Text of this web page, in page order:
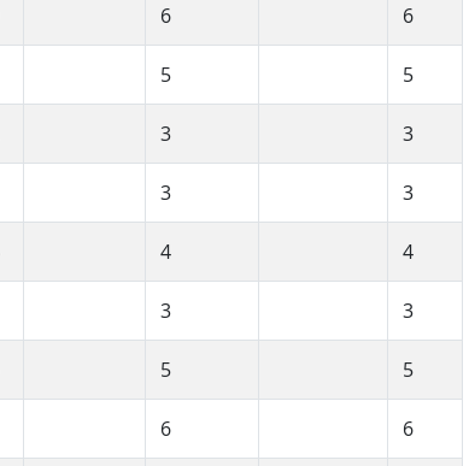
6 6
5 5
3 3
3 3
4 4
3 3
5 5
6 6